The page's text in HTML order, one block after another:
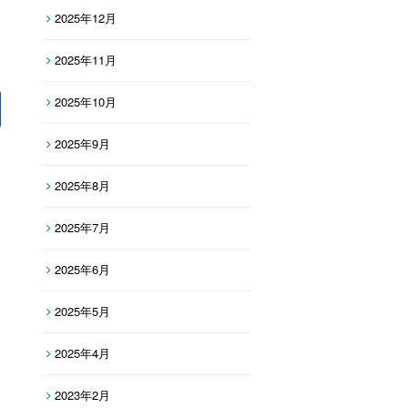
2025年12月
2025年11月
2025年10月
2025年9月
2025年8月
2025年7月
2025年6月
2025年5月
2025年4月
2023年2月